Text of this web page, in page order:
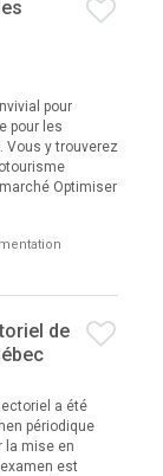
pour
pour les
Vous y trouverez
Optimiser
de
a été
périodique
la mise en
est